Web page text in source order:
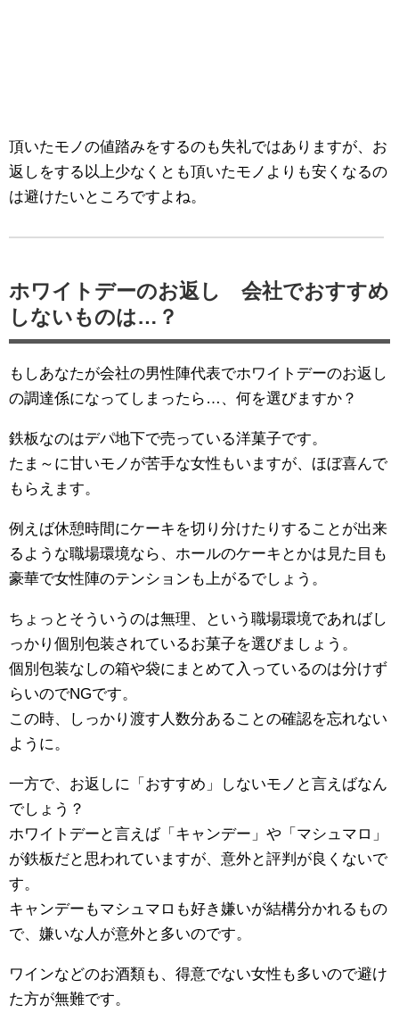
頂いたモノの値踏みをするのも失礼ではありますが、お
返しをする以上少なくとも頂いたモノよりも安くなるの
は避けたいところですよね。
ホワイトデーのお返し 会社でおすすめ
しないものは…？
もしあなたが会社の男性陣代表でホワイトデーのお返し
の調達係になってしまったら…、何を選びますか？
鉄板なのはデパ地下で売っている洋菓子です。
たま～に甘いモノが苦手な女性もいますが、ほぼ喜んで
もらえます。
例えば休憩時間にケーキを切り分けたりすることが出来
るような職場環境なら、ホールのケーキとかは見た目も
豪華で女性陣のテンションも上がるでしょう。
ちょっとそういうのは無理、という職場環境であればし
っかり個別包装されているお菓子を選びましょう。
個別包装なしの箱や袋にまとめて入っているのは分けず
らいのでNGです。
この時、しっかり渡す人数分あることの確認を忘れない
ように。
一方で、お返しに「おすすめ」しないモノと言えばなん
でしょう？
ホワイトデーと言えば「キャンデー」や「マシュマロ」
が鉄板だと思われていますが、意外と評判が良くないで
す。
キャンデーもマシュマロも好き嫌いが結構分かれるもの
で、嫌いな人が意外と多いのです。
ワインなどのお酒類も、得意でない女性も多いので避け
た方が無難です。